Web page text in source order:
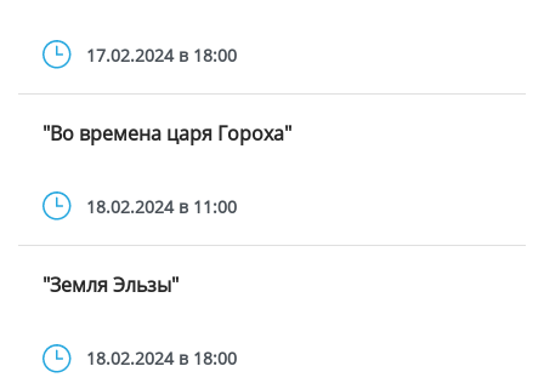
17.02.2024 в 18:00
"Во времена царя Гороха"
18.02.2024 в 11:00
"Земля Эльзы"
18.02.2024 в 18:00